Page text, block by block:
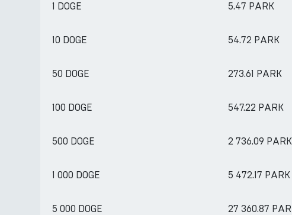
1 DOGE 5.47 PARK
10 DOGE 54.72 PARK
50 DOGE 273.61 PARK
100 DOGE 547.22 PARK
500 DOGE 2 736.09 PARK
1 000 DOGE 5 472.17 PARK
5 000 DOGE 27 360.87